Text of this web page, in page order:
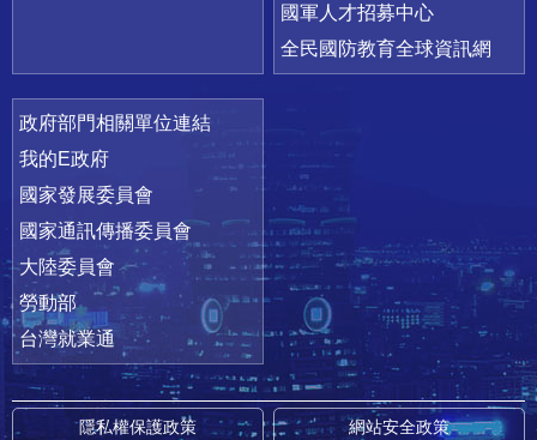
國軍人才招募中心
全民國防教育全球資訊網
政府部門相關單位連結
我的E政府
國家發展委員會
國家通訊傳播委員會
大陸委員會
勞動部
台灣就業通
隱私權保護政策 網站安全政策